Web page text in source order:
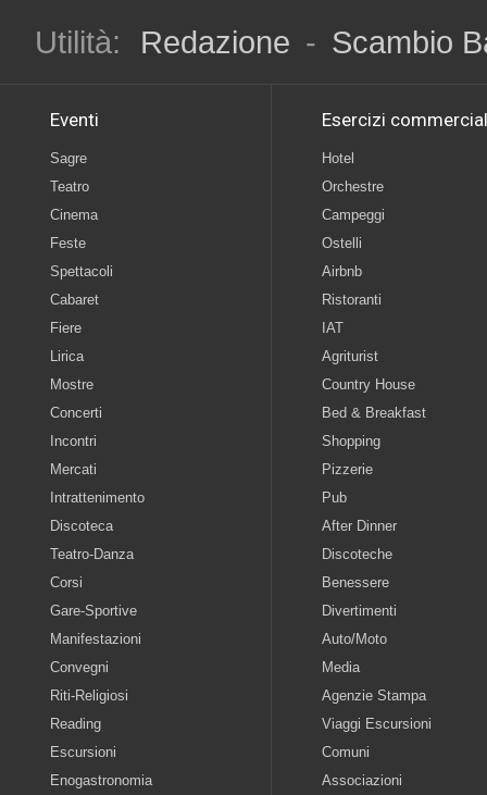
Utilità:
Redazione - Scambio
Eventi
Sagre
Teatro
Cinema
Feste
Spettacoli
Cabaret
Fiere
Lirica
Mostre
Concerti
Incontri
Mercati
Intrattenimento
Discoteca
Teatro-Danza
Corsi
Gare-Sportive
Manifestazioni
Convegni
Riti-Religiosi
Reading
Escursioni
Enogastronomia
Esercizi
Hotel
Orchestre
Campeggi
Ostelli
Airbnb
Ristoranti
IAT
Agriturist
Country House
Bed & Breakfast
Shopping
Pizzerie
Pub
After Dinner
Discoteche
Benessere
Divertimenti
Auto/Moto
Media
Agenzie Stampa
Viaggi Escursioni
Comuni
Associazioni